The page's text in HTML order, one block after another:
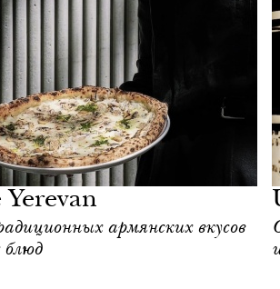
армянских вкусов
блюд